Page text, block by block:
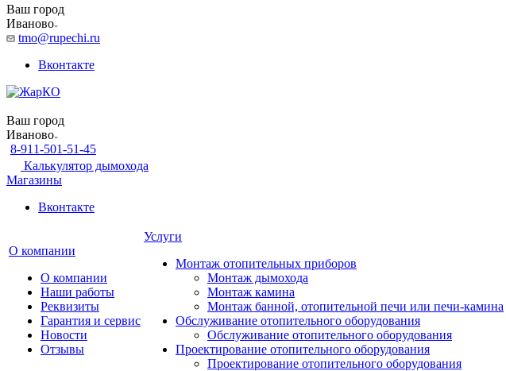
Ваш город
Иваново
tmo@rupechi.ru
Вконтакте
Ваш город
Иваново
8-911-501-51-45
Калькулятор дымохода
Магазины
Вконтакте
О компании
О компании
Наши работы
Реквизиты
Гарантия и сервис
Новости
Отзывы
Услуги
Монтаж отопительных приборов
Монтаж дымохода
Монтаж камина
Монтаж банной, отопительной печи или печи-камина
Обслуживание отопительного оборудования
Обслуживание отопительного оборудования
Проектирование отопительного оборудования
Проектирование отопительного оборудования